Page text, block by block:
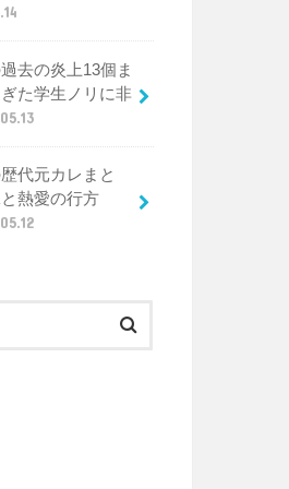
去の炎上13個ま
た学生ノリに非
代元カレまと
熱愛の行方